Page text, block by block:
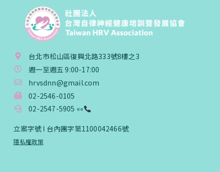
台北市松山區復興北路333號8樓之3
週一至週五 9:00-17:00
hrvsdnn@gmail.com
02-2546-0105
02-2547-5905 ««
立案字號 I 台內團字第1100042466號
隱私權政策